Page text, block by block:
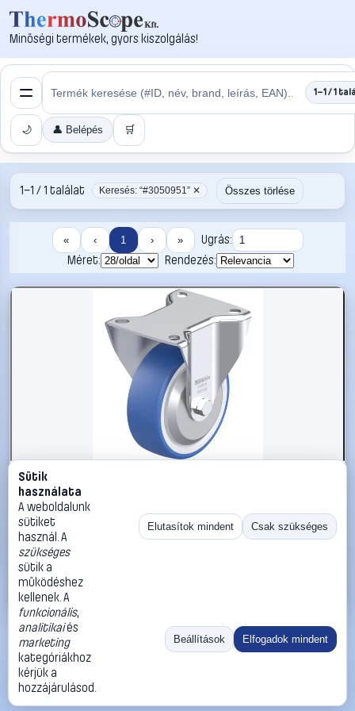
Minőségi termékek, gyors kiszolgálás!
1–1 / 1
🌙 👤 Belépés 🛒
1–1 / 1 találat Keresés: “#3050951” ✕ Összes törlése
« ‹ 1 › »
Ugrás:
Méret:
Rendezés:
#3050951
Blickle 936184 B-POTHS 100R-FA Acéllemez rögzített
görgő KerékØ: 100 mm Teherbírás (max.): 200 kg 1 db
Blickle Görgők, kerekek
23 990 Ft
Kosárba
«
Ugrás:
Méret:
Rendezés:
©2026
ThermoScope
ÁSZF
Cégbemutató
Sütik
használata
A weboldalunk
sütiket
használ. A
szükséges
sütik a
működéshez
kellenek. A
funkcionális,
analitikaiés
marketing
kategóriákhoz
kérjük a
hozzájárulásod.
Elutasítok mindent Csak szükséges
Beállítások Elfogadok mindent